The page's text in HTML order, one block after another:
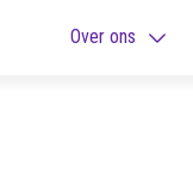
Over ons